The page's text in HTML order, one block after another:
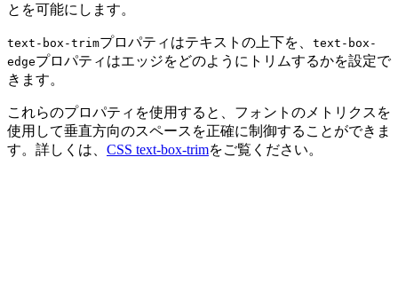
とを可能にします。
text-box-trimプロパティはテキストの上下を、 text-box-
edgeプロパティはエッジをどのようにトリムするかを設定で
きます。
これらのプロパティを使用すると、フォントのメトリクスを
使用して垂直方向のスペースを正確に制御することができま
す。詳しくは、 CSS text-box-trimをご覧ください。